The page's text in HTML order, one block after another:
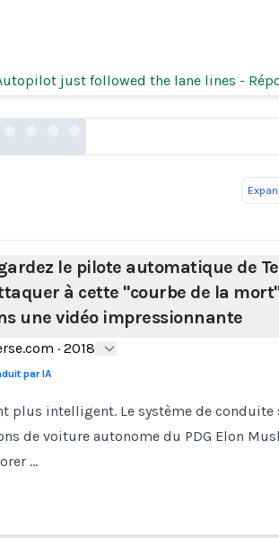
just followed the lane lines -
de Tesla s'attaquer à cette
une vidéo impressionnante
le pilote automatique de
à cette "courbe de la
une vidéo impressionnante
· 2018
par IA
plus intelligent. Le système de
de voiture autonome du PDG Elon
…